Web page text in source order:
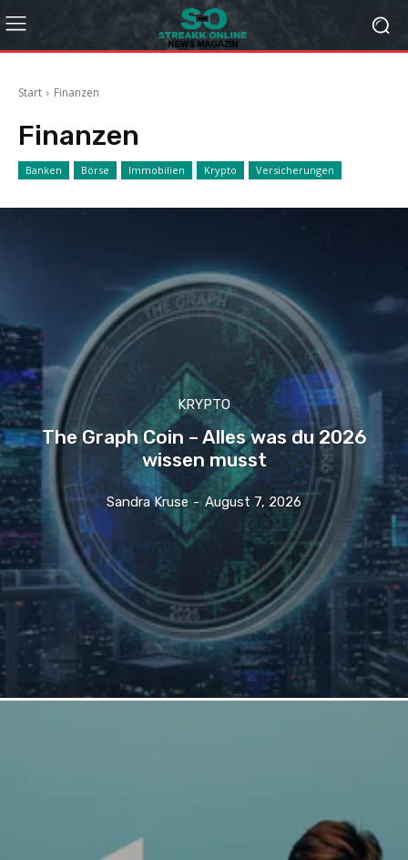
Start Finanzen
Finanzen
Banken Börse Immobilien Krypto Versicherungen
KRYPTO
The Graph Coin – Alles was du 2026
wissen musst
Sandra Kruse - August 7, 2026